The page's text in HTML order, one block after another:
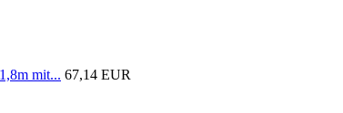
mit... 67,14 EUR